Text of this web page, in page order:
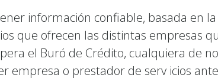
información confiable, basada en
que ofrecen las distintas empresas
el Buró de Crédito, cualquiera de
empresa o prestador de serv icios